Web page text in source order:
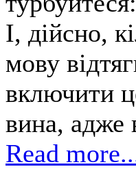
І, дійсно,
мову
включити
вина, адже
Read